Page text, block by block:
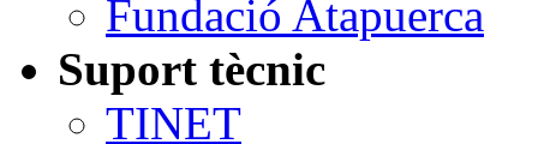
Fundació Atapuerca
Suport tècnic
TINET